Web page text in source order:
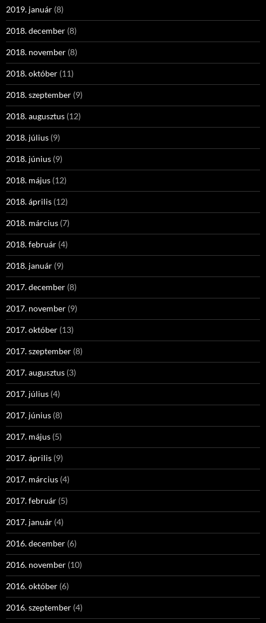
2019. január (8)
2018. december (8)
2018. november (8)
2018. október (11)
2018. szeptember (9)
2018. augusztus (12)
2018. július (9)
2018. június (9)
2018. május (12)
2018. április (12)
2018. március (7)
2018. február (4)
2018. január (9)
2017. december (8)
2017. november (9)
2017. október (13)
2017. szeptember (8)
2017. augusztus (3)
2017. július (4)
2017. június (8)
2017. május (5)
2017. április (9)
2017. március (4)
2017. február (5)
2017. január (4)
2016. december (6)
2016. november (10)
2016. október (6)
2016. szeptember (4)